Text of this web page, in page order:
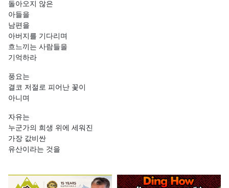
돌아오지 않은
아들을
남편을
아버지를 기다리며
흐느끼는 사람들을
기억하라
풍요는
결코 저절로 피어난 꽃이
아니며
자유는
누군가의 희생 위에 세워진
가장 값비싼
유산이라는 것을